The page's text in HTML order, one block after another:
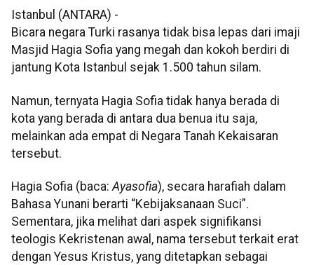
Istanbul (ANTARA) -
Bicara negara Turki rasanya tidak bisa lepas dari imaji
Masjid Hagia Sofia yang megah dan kokoh berdiri di
jantung Kota Istanbul sejak 1.500 tahun silam.
Namun, ternyata Hagia Sofia tidak hanya berada di
kota yang berada di antara dua benua itu saja,
melainkan ada empat di Negara Tanah Kekaisaran
tersebut.
Hagia Sofia (baca:Ayasofia), secara harafiah dalam
Bahasa Yunani berarti “Kebijaksanaan Suci”.
Sementara, jika melihat dari aspek signifikansi
teologis Kekristenan awal, nama tersebut terkait erat
dengan Yesus Kristus, yang ditetapkan sebagai